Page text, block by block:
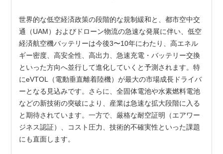
世界的な低空経済政策の段階的な規制緩和と、都市空中交
通（UAM）およびドローン物流の急速な発展に伴い、低空
経済航空機バッテリーは今後3〜10年にわたり、高エネル
ギー密度、高安全性、高出力、急速充電・バッテリー交換
といった方向へ並行して進化していくと予測されます。特
にeVTOL（電動垂直離着陸機）が最大の市場成長ドライバ
ーとなる見込みです。さらに、全固体電池や水素燃料電池
などの新技術の突破により、産業は急速な拡大段階に入る
と期待されています。一方で、厳格な耐空証明（エアワー
ジネス認証）、コスト圧力、技術的不確実性といった課題
にも直面します。